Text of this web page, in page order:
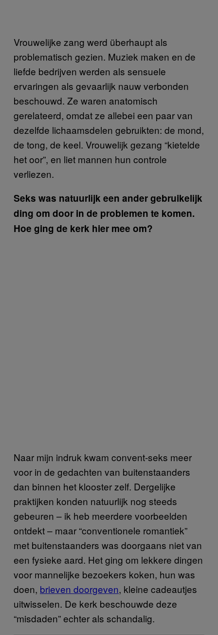
Vrouwelijke zang werd überhaupt als
problematisch gezien. Muziek maken en de
liefde bedrijven werden als sensuele
ervaringen als gevaarlijk nauw verbonden
beschouwd. Ze waren anatomisch
gerelateerd, omdat ze allebei een paar van
dezelfde lichaamsdelen gebruikten: de mond,
de tong, de keel. Vrouwelijk gezang “kietelde
het oor”, en liet mannen hun controle
verliezen.
Seks was natuurlijk een ander gebruikelijk
ding om door in de problemen te komen.
Hoe ging de kerk hier mee om?
Naar mijn indruk kwam convent-seks meer
voor in de gedachten van buitenstaanders
dan binnen het klooster zelf. Dergelijke
praktijken konden natuurlijk nog steeds
gebeuren – ik heb meerdere voorbeelden
ontdekt – maar “conventionele romantiek”
met buitenstaanders was doorgaans niet van
een fysieke aard. Het ging om lekkere dingen
voor mannelijke bezoekers koken, hun was
doen, brieven doorgeven, kleine cadeautjes
uitwisselen. De kerk beschouwde deze
“misdaden” echter als schandalig.